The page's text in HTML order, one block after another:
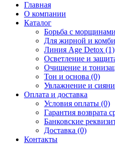
Главная
О компании
Каталог
Борьба с
Для жирной и
Линия Age Detox (1)
Осветление и
Очищение и
Тон и основа (0)
Увлажнение и
Оплата и доставка
Условия оплаты (0)
Гарантия возврата
Банковские
Доставка (0)
Контакты